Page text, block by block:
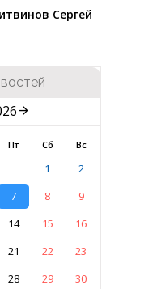
Сергей
Пт Сб Вс
1
2
7 8
9
14 15
16
21 22
23
28 29
30